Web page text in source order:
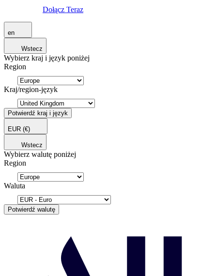
Dołącz Teraz
en
Wstecz
Wybierz kraj i język poniżej
Region
Kraj/region-język
Potwierdź kraj i język
EUR (€)
Wstecz
Wybierz walutę poniżej
Region
Waluta
Potwierdź walutę